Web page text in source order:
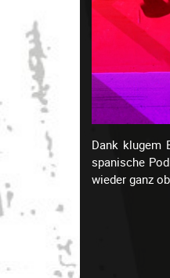
Dank klugem
spanische
wieder ganz